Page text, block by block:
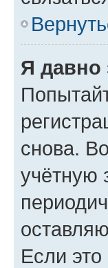
Я давно
снова.
учётную
Если